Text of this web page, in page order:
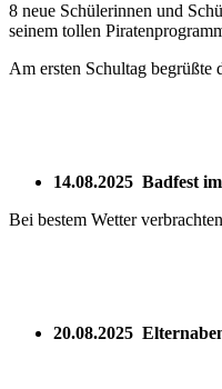
8 neue Schülerinnen und
seinem tollen
Am ersten Schultag begrüßte
14.08.2025 Badfest
Bei bestem Wetter
20.08.2025